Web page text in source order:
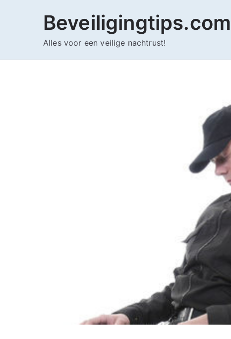
Beveiligingtips.com
Alles voor een veilige nachtrust!